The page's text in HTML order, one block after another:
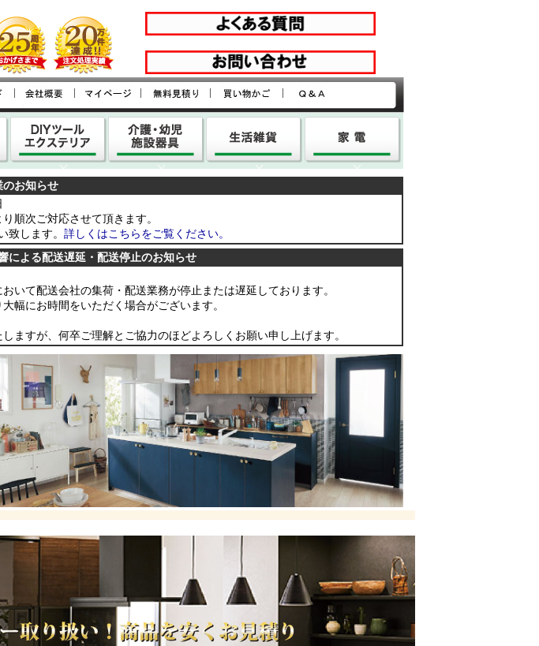
のお知らせ
順次ご対応させて頂きます。
致します。 詳しくはこちらをご覧ください。
による配送遅延・配送停止のお知らせ
いて配送会社の集荷・配送業務が停止または遅延しております。
幅にお時間をいただく場合がございます。
ますが、何卒ご理解とご協力のほどよろしくお願い申し上げます。